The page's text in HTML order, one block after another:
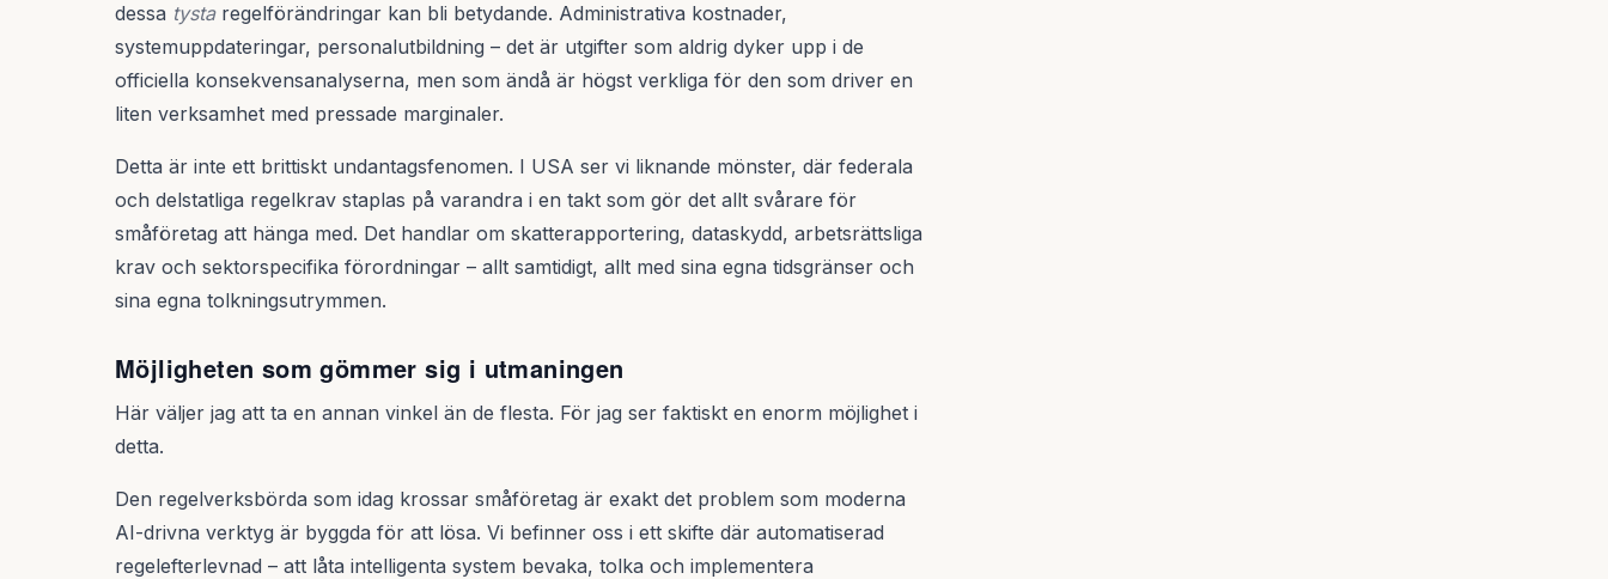
dessa tystaregelförändringar kan bli betydande. Administrativa kostnader,
systemuppdateringar, personalutbildning – det är utgifter som aldrig dyker upp i de
officiella konsekvensanalyserna, men som ändå är högst verkliga för den som driver en
liten verksamhet med pressade marginaler.
Detta är inte ett brittiskt undantagsfenomen. I USA ser vi liknande mönster, där federala
och delstatliga regelkrav staplas på varandra i en takt som gör det allt svårare för
småföretag att hänga med. Det handlar om skatterapportering, dataskydd, arbetsrättsliga
krav och sektorspecifika förordningar – allt samtidigt, allt med sina egna tidsgränser och
sina egna tolkningsutrymmen.
Möjligheten som gömmer sig i utmaningen
Här väljer jag att ta en annan vinkel än de flesta. För jag ser faktiskt en enorm möjlighet i
detta.
Den regelverksbörda som idag krossar småföretag är exakt det problem som moderna
AI-drivna verktyg är byggda för att lösa. Vi befinner oss i ett skifte där automatiserad
regelefterlevnad – att låta intelligenta system bevaka, tolka och implementera